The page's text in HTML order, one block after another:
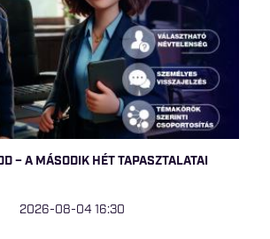
– A MÁSODIK HÉT TAPASZTALATAI
2026-08-04 16:30